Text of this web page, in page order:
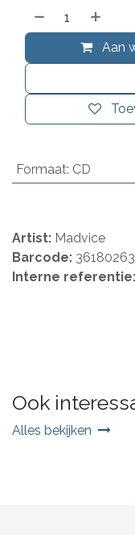
Aan
Formaat: CD
Artist: Madvice
Barcode:
Interne referentie:
Ook
Alles bekijken